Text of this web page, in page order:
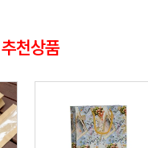
추천상품